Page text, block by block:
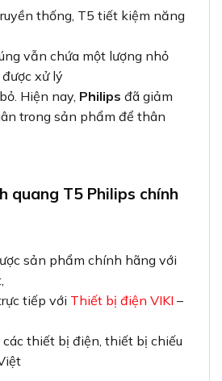
thống, T5 tiết kiệm năng
vẫn chứa một lượng nhỏ
xử lý
Hiện nay, Philips đã giảm
trong sản phẩm để thân
quang T5 Philips chính
sản phẩm chính hãng với
tiếp với Thiết bị điện VIKI –
thiết bị điện, thiết bị chiếu